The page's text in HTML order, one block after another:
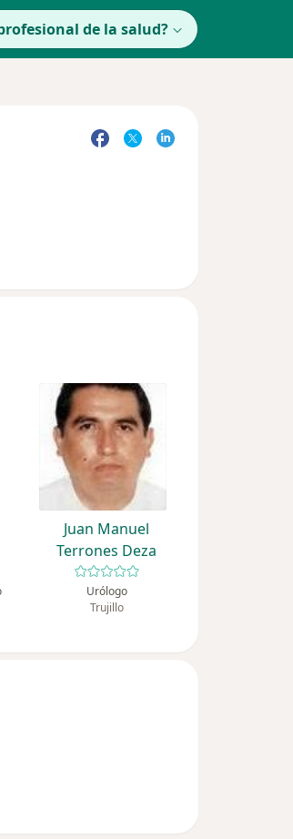
de la salud?
Juan Manuel
Terrones Deza
Urólogo
Trujillo